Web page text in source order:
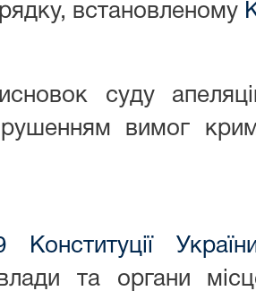
встановленому
суду
вимог
та органи